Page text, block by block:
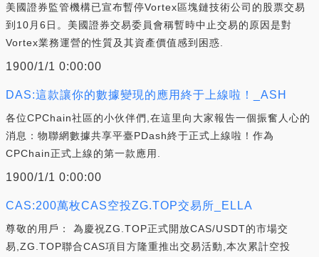
美國證券監管機構已宣布暫停Vortex區塊鏈技術公司的股票交易
到10月6日。美國證券交易委員會稱暫時中止交易的原因是對
Vortex業務運營的性質及其資產價值感到困惑.
1900/1/1 0:00:00
DAS:這款讓你的數據變現的應用終于上線啦！_ASH
各位CPChain社區的小伙伴們,在這里向大家報告一個振奮人心的
消息：物聯網數據共享平臺PDash終于正式上線啦！作為
CPChain正式上線的第一款應用.
1900/1/1 0:00:00
CAS:200萬枚CAS空投ZG.TOP交易所_ELLA
尊敬的用戶： 為慶祝ZG.TOP正式開放CAS/USDT的市場交
易,ZG.TOP聯合CAS項目方隆重推出交易活動,本次累計空投